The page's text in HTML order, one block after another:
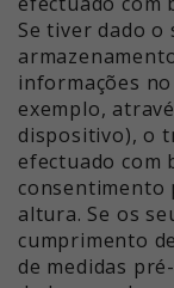
Se tiver dado
informações
exemplo,
dispositivo), o
efectuado com
consentimento
altura. Se os
cumprimento
de medidas